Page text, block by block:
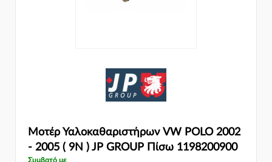
Μοτέρ Υαλοκαθαριστήρων VW POLO 2002
- 2005 ( 9N ) JP GROUP Πίσω 1198200900
Συμβατό με